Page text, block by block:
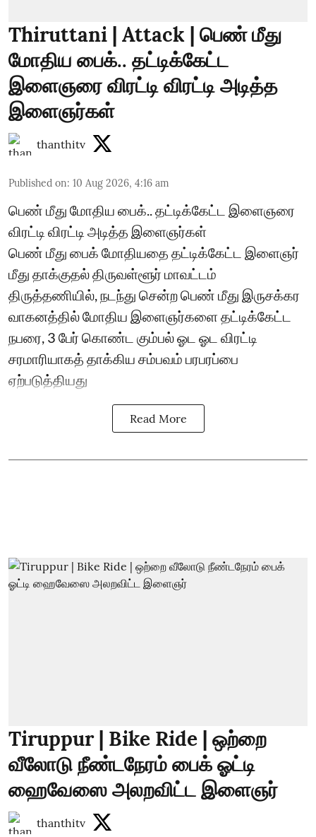
Thiruttani | Attack | பெண் மீது
மோதிய பைக்.. தட்டிக்கேட்ட
இளைஞரை விரட்டி விரட்டி அடித்த
இளைஞர்கள்
thanthitv
Published on: 10 Aug 2026, 4:16 am
பெண் மீது மோதிய பைக்.. தட்டிக்கேட்ட இளைஞரை
விரட்டி விரட்டி அடித்த இளைஞர்கள்
பெண் மீது பைக் மோதியதை தட்டிக்கேட்ட இளைஞர்
மீது தாக்குதல் திருவள்ளூர் மாவட்டம்
திருத்தணியில், நடந்து சென்ற பெண் மீது இருசக்கர
வாகனத்தில் மோதிய இளைஞர்களை தட்டிக்கேட்ட
நபரை, 3 பேர் கொண்ட கும்பல் ஓட ஓட விரட்டி
சரமாரியாகத் தாக்கிய சம்பவம் பரபரப்பை
ஏற்படுத்தியது
Read More
Tiruppur | Bike Ride | ஒற்றை
வீலோடு நீண்டநேரம் பைக் ஓட்டி
ஹைவேஸை அலறவிட்ட இளைஞர்
thanthitv